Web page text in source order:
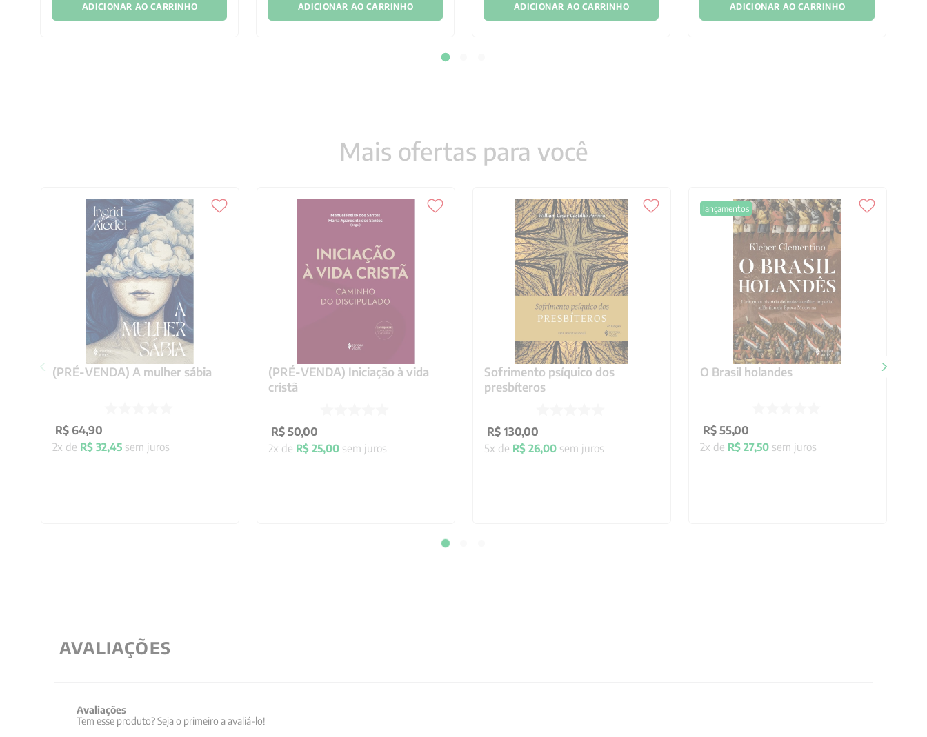
ADICIONAR AO CARRINHO ADICIONAR AO CARRINHO ADICIONAR AO CARRINHO ADICIONAR AO CARRINHO
Mais ofertas para você
(PRÉ-VENDA) A mulher sábia
R$ 64,90
2x de R$ 32,45sem juros
(PRÉ-VENDA) Iniciação à vida
cristã
R$ 50,00
2x de R$ 25,00sem juros
Sofrimento psíquico dos
presbíteros
R$ 130,00
5x de R$ 26,00sem juros
lançamentos
O Brasil holandes
R$ 55,00
2x de R$ 27,50sem juros
AVALIAÇÕES
Avaliações
Tem esse produto? Seja o primeiro a avaliá-lo!